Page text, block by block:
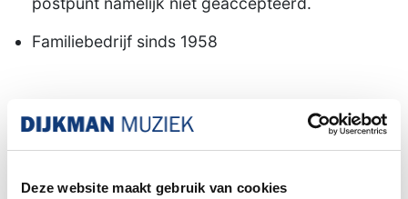
Deze website maakt gebruik van cookies
Familiebedrijf sinds 1958
Gibson L5, bouwjaar 1977
archtop gitaren ooit gebouwd en wordt